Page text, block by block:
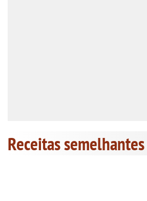
Receitas semelhantes